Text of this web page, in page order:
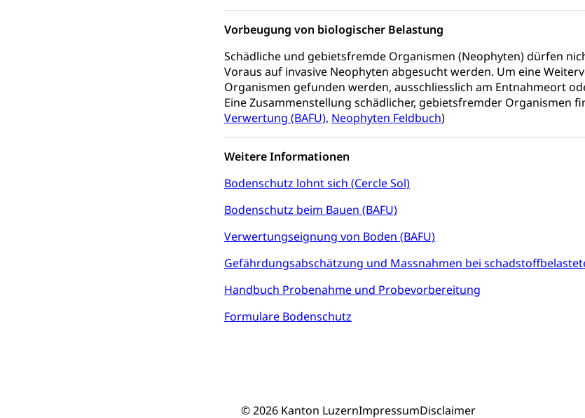
Vorbeugung von biologischer Belastung
Schädliche und gebietsfremde Organismen (Neophyten) dürfen
Voraus auf invasive Neophyten abgesucht werden. Um eine
Organismen gefunden werden, ausschliesslich am Entnahmeort
Eine Zusammenstellung schädlicher, gebietsfremder Organismen
Verwertung (BAFU), Neophyten Feldbuch)
Weitere Informationen
Bodenschutz lohnt sich (Cercle Sol)
Bodenschutz beim Bauen (BAFU)
Verwertungseignung von Boden (BAFU)
Gefährdungsabschätzung und Massnahmen bei
Handbuch Probenahme und Probevorbereitung
Formulare Bodenschutz
© 2026 Kanton LuzernImpressumDisclaimer
Förderung, Kulturausschreibungen, Kulturpreis, Werkbeitrag,
Theater/Tanz, Musik, Entwicklung, Programmbeiträge, Filmförderung,
Schule und Kultur, Kulturgesuche, Kulturvermittlung
Kulturförderung und Vermittlung Angebote für Schulklassen
Mobilität
Schiene und öffentlicher Verkehr
Verkehrsverbund Luzern VVL Öffentlicher Verkehr Luzern
Schifffahrt
Schifffahrt (Strassenverkehrsamt)
Strasse
Autoverkehr, Lastwagenverkehr, Schwerverkehr, leistungsabhängige
Individualverkehr